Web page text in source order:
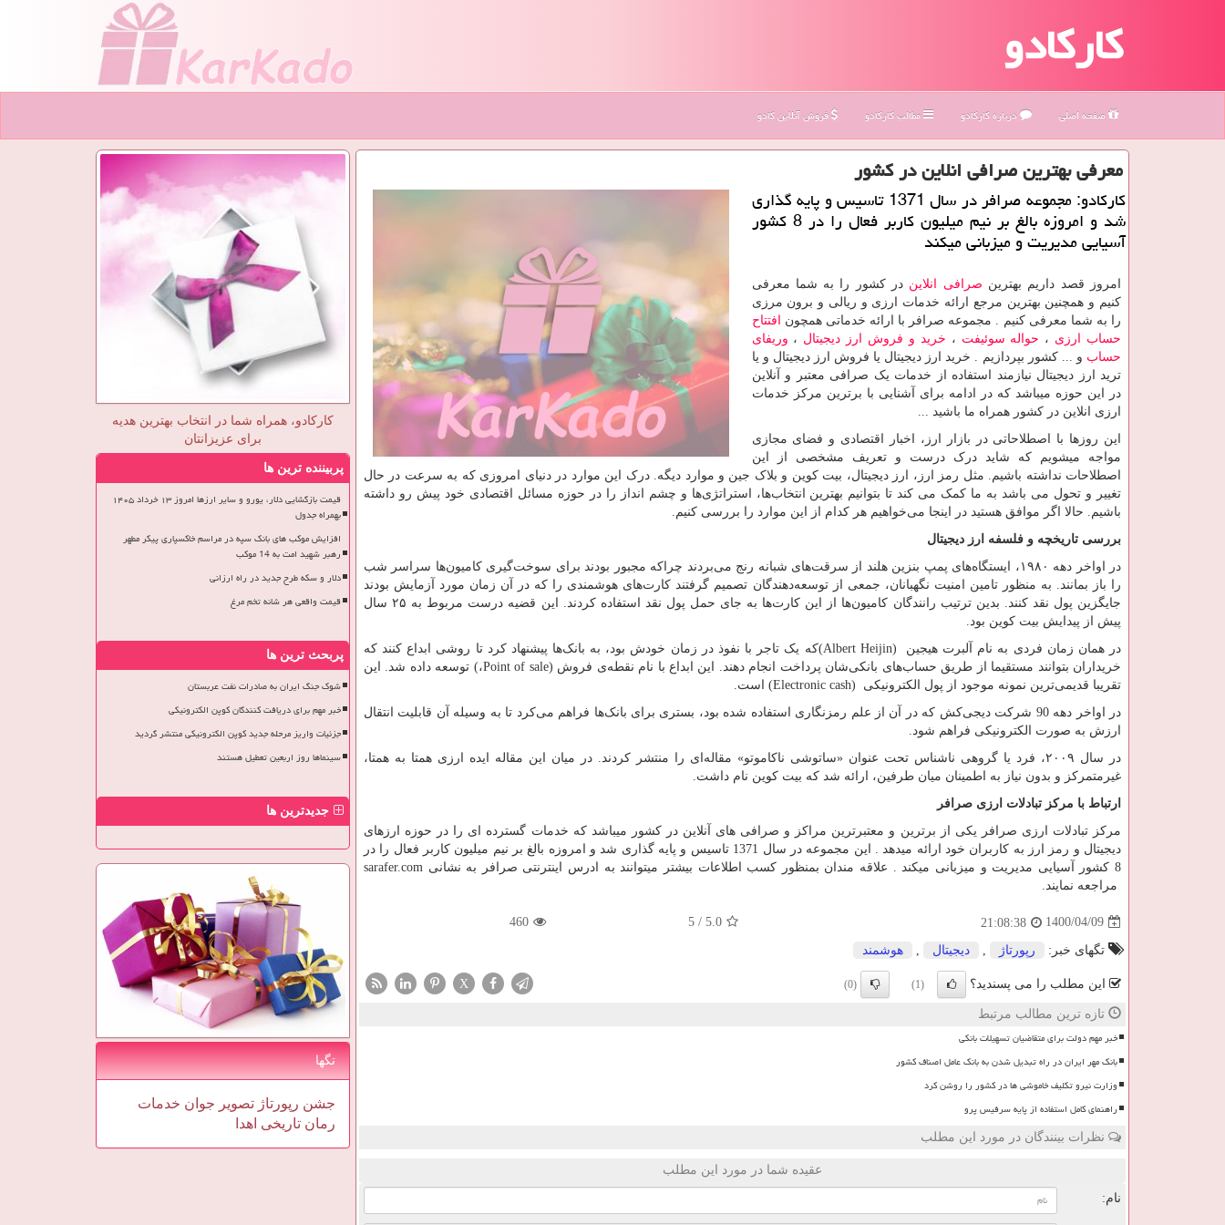
کارکادو
صفحه اصلی درباره كاركادو مطالب كاركادو فروش آنلاین کادو
معرفی بهترین صرافی انلاین در كشور
كاركادو: مجموعه صرافر در سال 1371 تاسیس و پایه گذاری
شد و امروزه بالغ بر نیم میلیون كاربر فعال را در 8 كشور
آسیایی مدیریت و میزبانی میكند
امروز قصد داریم بهترین صرافی انلاین در کشور را به شما معرفی
کنیم و همچنین بهترین مرجع ارائه خدمات ارزی و ریالی و برون مرزی
را به شما معرفی کنیم . مجموعه صرافر با ارائه خدماتی همچون
افتتاح
حساب ارزی ، حواله سوئیفت ، خرید و فروش ارز دیجیتال ، وریفای
حساب و ... کشور بپردازیم . خرید ارز دیجیتال یا فروش ارز دیجیتال و یا
ترید ارز دیجیتال نیازمند استفاده از خدمات یک صرافی معتبر و آنلاین
در این حوزه میباشد که در ادامه برای آشنایی با برترین مرکز خدمات
ارزی انلاین در کشور همراه ما باشید ...
این روزها با اصطلاحاتی در بازار ارز، اخبار اقتصادی و فضای مجازی
مواجه میشویم که شاید درک درست و تعریف مشخصی از این
اصطلاحات نداشته باشیم. مثل رمز ارز، ارز دیجیتال، بیت کوین و بلاک جین و موارد دیگه. درک این موارد در دنیای امروزی که به سرعت در حال
تغییر و تحول می باشد به ما کمک می کند تا بتوانیم بهترین انتخاب‌ها، استراتژی‌ها و چشم انداز را در حوزه مسائل اقتصادی خود پیش رو داشته
باشیم. حالا اگر موافق هستید در اینجا می‌خواهیم هر کدام از این موارد را بررسی کنیم.
بررسی تاریخچه و فلسفه ارز دیجیتال
در اواخر دهه‌ ۱۹۸۰، ایستگاه‌های پمپ بنزین هلند از سرقت‌های شبانه رنج می‌بردند چراکه مجبور بودند برای سوخت‌گیری کامیون‌ها سراسر شب
را باز بمانند. به منظور تامین امنیت نگهبانان، جمعی از توسعه‌دهندگان تصمیم گرفتند کارت‌های هوشمندی را که در آن زمان مورد آزمایش بودند
جایگزین پول نقد کنند. بدین ترتیب رانندگان کامیون‌ها از این کارت‌ها به جای حمل پول نقد استفاده کردند. این قضیه درست مربوط به ۲۵ سال
پیش از پیدایش بیت کوین بود.
در همان زمان فردی به نام آلبرت هیجین (Albert Heijin)که یک تاجر با نفوذ در زمان خودش بود، به بانک‌ها پیشنهاد کرد تا روشی ابداع کنند که
خریداران بتوانند مستقیما از طریق حساب‌های بانکی‌شان پرداخت انجام دهند. این ابداع با نام نقطه‌ی فروش Point of sale)،( توسعه داده شد. این
تقریبا قدیمی‌ترین نمونه موجود از پول الکترونیکی
(Electronic cash) است.
در اواخر دهه 90 شرکت دیجی‌کش که در آن از علم رمزنگاری استفاده شده بود، بستری برای بانک‌ها فراهم می‌کرد تا به وسیله آن قابلیت انتقال
ارزش به صورت الکترونیکی فراهم شود.
در سال ۲۰۰۹، فرد یا گروهی ناشناس تحت عنوان «ساتوشی ناکاموتو» مقاله‌ای را منتشر کردند. در میان این مقاله ایده ارزی همتا به همتا،
غیرمتمرکز و بدون نیاز به اطمینان میان طرفین، ارائه شد که بیت کوین نام داشت.
ارتباط با مرکز تبادلات ارزی صرافر
مرکز تبادلات ارزی صرافر یکی از برترین و معتبرترین مراکز و صرافی های آنلاین در کشور میباشد که خدمات گسترده ای را در حوزه ارزهای
دیجیتال و رمز ارز به کاربران خود ارائه میدهد . این مجموعه در سال 1371 تاسیس و پایه گذاری شد و امروزه بالغ بر نیم میلیون کاربر فعال را در
8 کشور آسیایی مدیریت و میزبانی میکند . علاقه مندان بمنظور کسب اطلاعات بیشتر میتوانند به ادرس اینترنتی صرافر به نشانی
sarafer.com
مراجعه نمایند.
1400/04/09
21:08:38
5.0
/
5
460
تگهای خبر: رپورتاژ دیجیتال هوشمند
این مطلب را می پسندید؟ (1)
(0)
X
تازه ترین مطالب مرتبط
خبر مهم دولت برای متقاضیان تسهیلات بانکی
بانک مهر ایران در راه تبدیل شدن به بانک عامل اصناف کشور
وزارت نیرو تکلیف خاموشی ها در کشور را روشن کرد
راهنمای کامل استفاده از پایه سرفیس پرو
نظرات بینندگان در مورد این مطلب
عقیده شما در مورد این مطلب
نام:
کارکادو، همراه شما در انتخاب بهترین هدیه
برای عزیزانتان
پربیننده ترین ها
قیمت بازگشایی دلار، یورو و سایر ارزها امروز ۱۳ خرداد ۱۴۰۵
بهمراه جدول
افزایش موکب های بانک سپه در مراسم خاکسپاری پیکر مطهر
رهبر شهید امت به 14 موکب
دلار و سکه طرح جدید در راه ارزانی
قیمت واقعی هر شانه تخم مرغ
پربحث ترین ها
شوک جنگ ایران به صادرات نفت عربستان
خبر مهم برای دریافت کنندگان کوپن الکترونیکی
جزئیات واریز مرحله جدید کوپن الکترونیکی منتشر گردید
سینماها روز اربعین تعطیل هستند
جدیدترین ها
تگها
جشن رپورتاژ تصویر جوان خدمات
رمان تاریخی اهدا